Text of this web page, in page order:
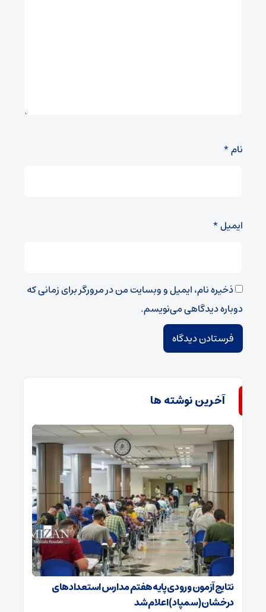
نام*
ایمیل*
ذخیره نام، ایمیل و وبسایت من در مرورگر برای زمانی که
دوباره دیدگاهی می‌نویسم.
آخرین نوشته ها
نتایج آزمون ورودی پایه هفتم مدارس استعدادهای
درخشان (سمپاد) اعلام شد